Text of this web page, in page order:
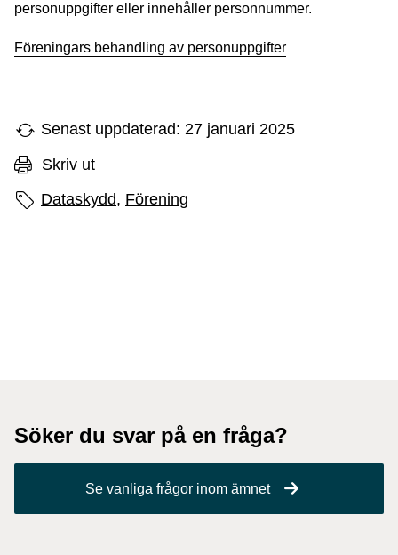
personuppgifter eller innehåller personnummer.
Föreningars behandling av personuppgifter
Senast uppdaterad: 27 januari 2025
Skriv ut
Sidans etiketter
Dataskydd, Förening
Söker du svar på en fråga?
Se vanliga frågor inom ämnet